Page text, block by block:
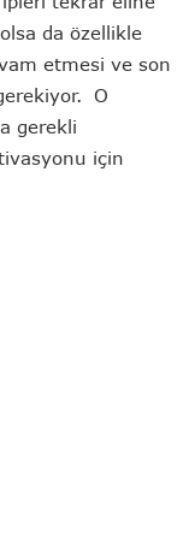
da özellikle
etmesi ve son
O
gerekli
için